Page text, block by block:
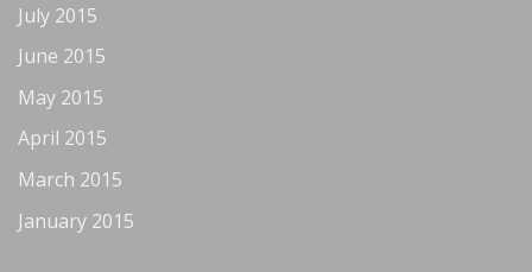
July 2015
June 2015
May 2015
April 2015
March 2015
January 2015